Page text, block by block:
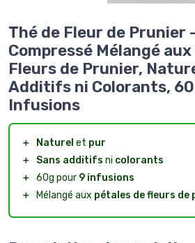
Thé de Fleur de Prunier
Compressé Mélangé
Fleurs de Prunier,
Additifs ni Colorants,
Infusions
＋ Naturel et pur
＋
Sans additifs ni colorants
＋ 60g pour 9 infusions
＋
Mélangé aux pétales de fleurs de